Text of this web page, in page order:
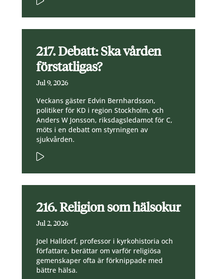
217. Debatt: Ska vården
förstatligas?
Jul 9, 2026
Veckans gäster Edvin Bernhardsson,
politiker för KD i region Stockholm, och
Anders W Jonsson, riksdagsledamot för C,
möts i en debatt om styrningen av
sjukvården.
216. Religion som hälsokur
Jul 2, 2026
Joel Halldorf, professor i kyrkohistoria och
författare, berättar om varför religiösa
gemenskaper ofta är förknippade med
bättre hälsa.